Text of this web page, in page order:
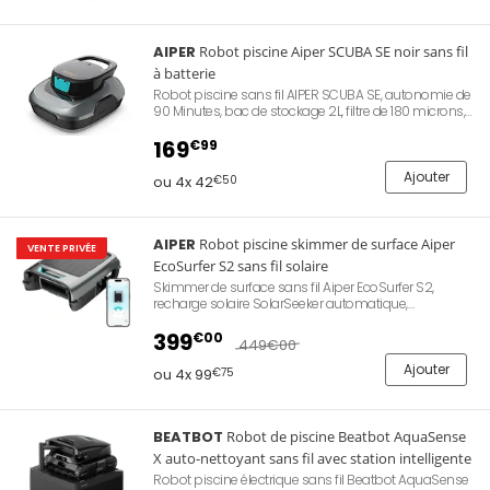
SORA-P1.
AIPER Robot piscine Aiper SCUBA SE noir sans fil
à batterie
Robot piscine sans fil AIPER SCUBA SE, autonomie de
90 Minutes, bac de stockage 2L, filtre de 180 microns,
pour les piscines hors-sol jusqu'à 80㎡
169€99
ou 4x 42€50 Ajouter
VENTE PRIVÉE AIPER Robot piscine skimmer de surface Aiper
EcoSurfer S2 sans fil solaire
Skimmer de surface sans fil Aiper EcoSurfer S2,
recharge solaire SolarSeeker automatique,
de 4,5 h, filtre ultra-fin 150 µm, bac 4 litres avec
DebrisGuard, distributeur de chlore intégré pastilles 3
pouces, doubles capteurs dToF, application Aiper
Bluetooth et Wi-Fi, compatible toutes formes de
399€00 449€00
ou 4x 99€75 Ajouter
BEATBOT Robot de piscine Beatbot AquaSense
X auto-nettoyant sans fil avec station intelligente
Robot piscine électrique sans fil Beatbot AquaSense